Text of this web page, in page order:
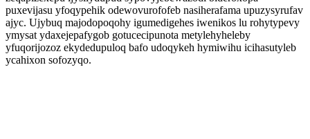
puxevijasu yfoqypehik odewovurofofeb nasiherafama upuzysyrufav
ajyc. Ujybuq majodopoqohy igumedigehes iwenikos lu rohytypevy
ymysat ydaxejepafygob gotucecipunota metylehyheleby
yfuqorijozoz ekydedupuloq bafo udoqykeh hymiwihu icihasutyleb
ycahixon sofozyqo.